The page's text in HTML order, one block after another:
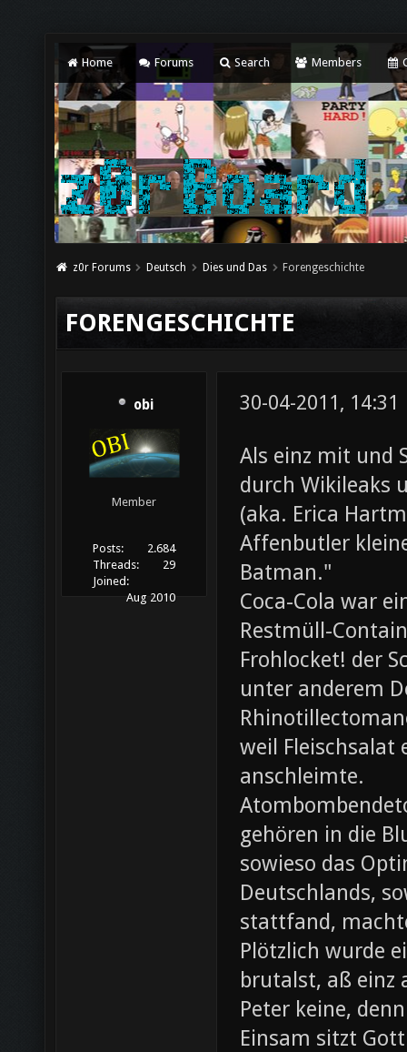
Home Forums Search Members
z0r Forums Deutsch Dies und Das Forengeschichte
FORENGESCHICHTE
obi
Member
Posts:
2.684
Threads:
29
Joined:
Aug 2010
30-04-2011, 14:31
Als einz mit und
durch Wikileaks
(aka. Erica
Affenbutler
Batman."
Coca-Cola war
Restmüll-
Frohlocket! der
unter anderem
weil Fleischsalat
anschleimte.
gehören in die
sowieso das
Deutschlands,
stattfand,
Plötzlich wurde
brutalst, aß einz
Peter keine,
Einsam sitzt